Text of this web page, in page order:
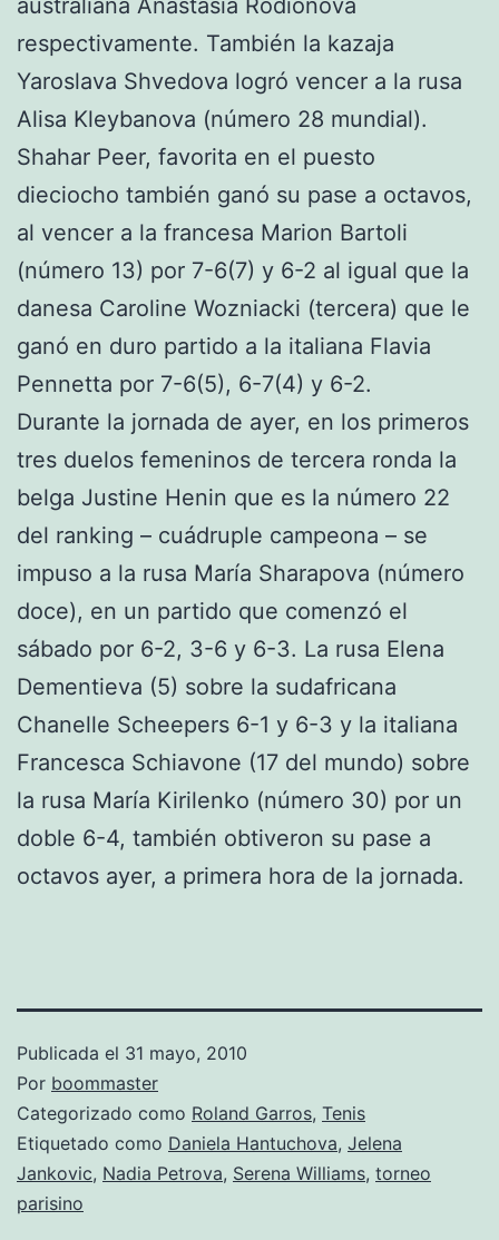
respectivamente. También la kazaja
Yaroslava Shvedova logró vencer a la rusa
Alisa Kleybanova (número 28 mundial).
Shahar Peer, favorita en el puesto
dieciocho también ganó su pase a octavos,
al vencer a la francesa Marion Bartoli
(número 13) por 7-6(7) y 6-2 al igual que la
danesa Caroline Wozniacki (tercera) que le
ganó en duro partido a la italiana Flavia
Pennetta por 7-6(5), 6-7(4) y 6-2.
Durante la jornada de ayer, en los primeros
tres duelos femeninos de tercera ronda la
belga Justine Henin que es la número 22
del ranking – cuádruple campeona – se
impuso a la rusa María Sharapova (número
doce), en un partido que comenzó el
sábado por 6-2, 3-6 y 6-3. La rusa Elena
Dementieva (5) sobre la sudafricana
Chanelle Scheepers 6-1 y 6-3 y la italiana
Francesca Schiavone (17 del mundo) sobre
la rusa María Kirilenko (número 30) por un
doble 6-4, también obtiveron su pase a
octavos ayer, a primera hora de la jornada.
Publicada el 31 mayo, 2010
Por boommaster
Categorizado como Roland Garros, Tenis
Etiquetado como Daniela Hantuchova, Jelena
Jankovic, Nadia Petrova, Serena Williams, torneo
parisino